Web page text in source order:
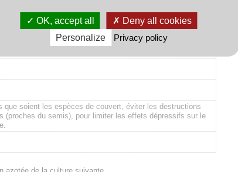
bénéfique sur la fertilisation de la culture
: attention aux excès de fertilisation sur lin fibre.
que soient les espèces de couvert, éviter les destructions
(proches du semis), pour limiter les effets dépressifs sur le
OK, accept all
Deny all cookies
Personalize
Privacy policy